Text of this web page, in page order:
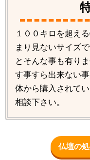
１００キロを超え
まり見ないサイズ
とそんな事も有り
す事すら出来ない
体から購入されて
相談下さい。
仏壇の